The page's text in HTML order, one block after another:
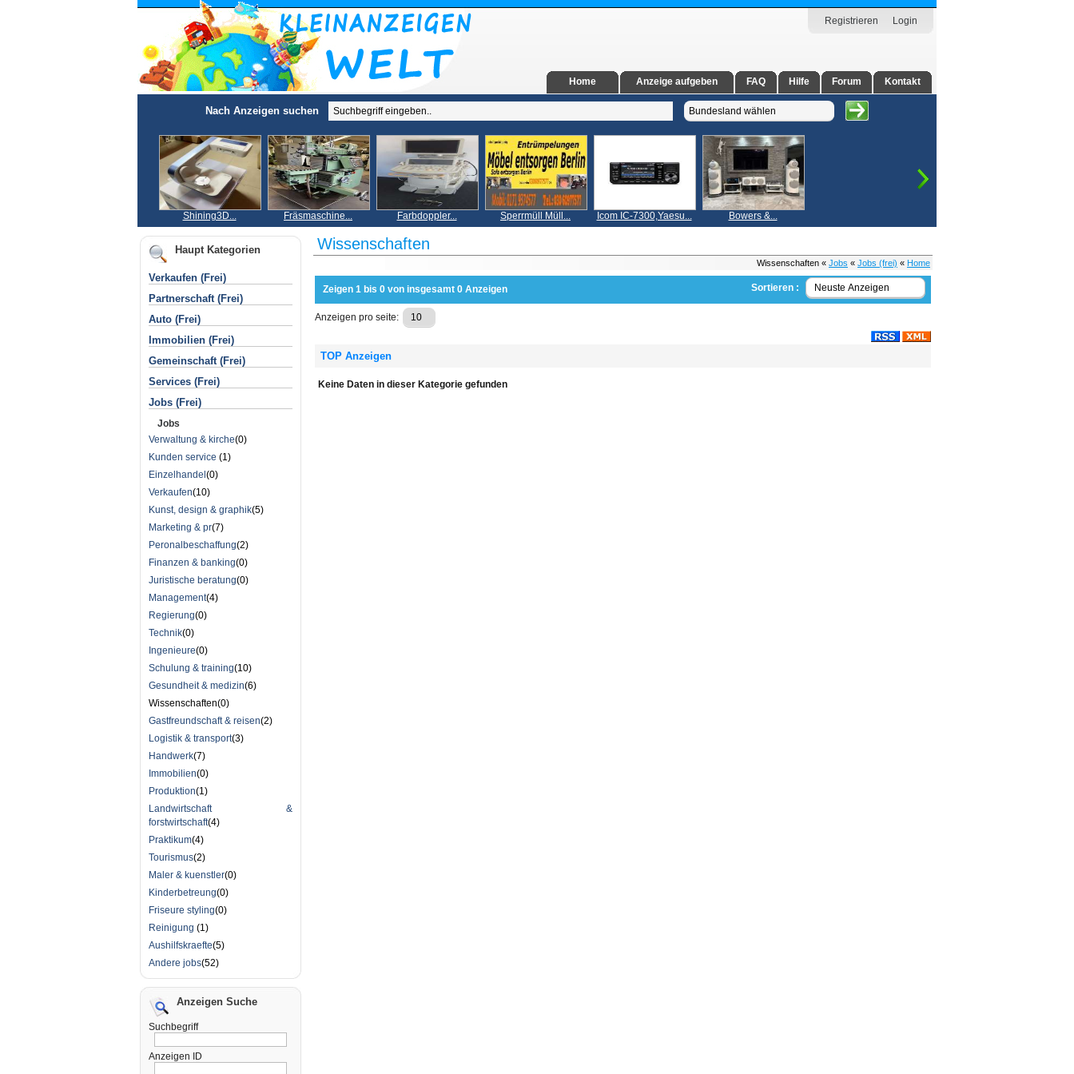
Registrieren Login
Home Anzeige aufgeben FAQ Hilfe Forum Kontakt
Nach Anzeigen suchen
Shining3D... Fräsmaschine... Farbdoppler... Sperrmüll Müll... Icom IC-7300,Yaesu... Bowers &...
Haupt Kategorien
Verkaufen (Frei)
Partnerschaft (Frei)
Auto (Frei)
Immobilien (Frei)
Gemeinschaft (Frei)
Services (Frei)
Jobs (Frei)
Jobs
Verwaltung & kirche(0)
Kunden service (1)
Einzelhandel (0)
Verkaufen(10)
Kunst, design & graphik(5)
Marketing & pr(7)
Peronalbeschaffung(2)
Finanzen & banking(0)
Juristische beratung(0)
Management(4)
Regierung(0)
Technik(0)
Ingenieure(0)
Schulung & training(10)
Gesundheit & medizin(6)
Wissenschaften(0)
Gastfreundschaft & reisen(2)
Logistik & transport(3)
Handwerk(7)
Immobilien(0)
Produktion(1)
Landwirtschaft &
forstwirtschaft(4)
Praktikum(4)
Tourismus(2)
Maler & kuenstler(0)
Kinderbetreung(0)
Friseure styling(0)
Reinigung (1)
Aushilfskraefte(5)
Andere jobs(52)
Anzeigen Suche
Suchbegriff
Anzeigen ID
Wissenschaften
Wissenschaften « Jobs « Jobs (frei) « Home
Zeigen 1 bis 0 von insgesamt 0 Anzeigen Sortieren :
Anzeigen pro seite:
TOP Anzeigen
Keine Daten in dieser Kategorie gefunden